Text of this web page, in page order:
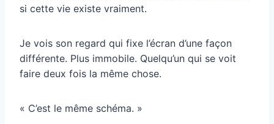
si cette vie existe vraiment.
Je vois son regard qui fixe l’écran d’une façon
différente. Plus immobile. Quelqu’un qui se voit
faire deux fois la même chose.
« C’est le même schéma. »